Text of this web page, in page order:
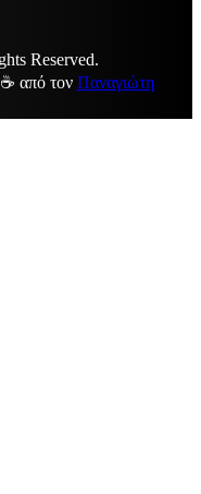
Reserved.
από τον Παναγιώτη